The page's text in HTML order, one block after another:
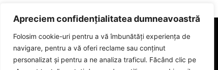
Apreciem confidențialitatea dumneavoastră
Folosim cookie-uri pentru a vă îmbunătăți experiența de
navigare, pentru a vă oferi reclame sau conținut
personalizat și pentru a ne analiza traficul. Făcând clic pe